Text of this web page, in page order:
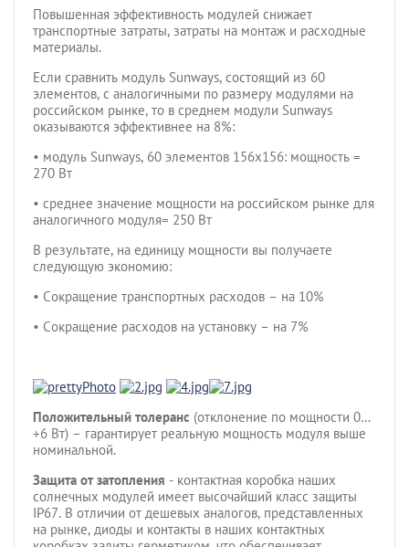
Повышенная эффективность модулей снижает
транспортные затраты, затраты на монтаж и расходные
материалы.
Если сравнить модуль Sunways, состоящий из 60
элементов, с аналогичными по размеру модулями на
российском рынке, то в среднем модули Sunways
оказываются эффективнее на 8%:
• модуль Sunways, 60 элементов 156х156: мощность =
270 Вт
• среднее значение мощности на российском рынке для
аналогичного модуля= 250 Вт
В результате, на единицу мощности вы получаете
следующую экономию:
• Сокращение транспортных расходов – на 10%
• Сокращение расходов на установку – на 7%
Положительный толеранс (отклонение по мощности 0…
+6 Вт) – гарантирует реальную мощность модуля выше
номинальной.
Защита от затопления - контактная коробка наших
солнечных модулей имеет высочайший класс защиты
IP67. В отличии от дешевых аналогов, представленных
на рынке, диоды и контакты в наших контактных